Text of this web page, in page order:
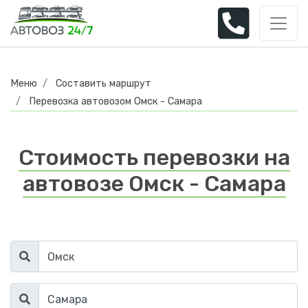
Меню
Составить маршрут
Перевозка автовозом Омск - Самара
Стоимость перевозки на
автовозе Омск - Самара